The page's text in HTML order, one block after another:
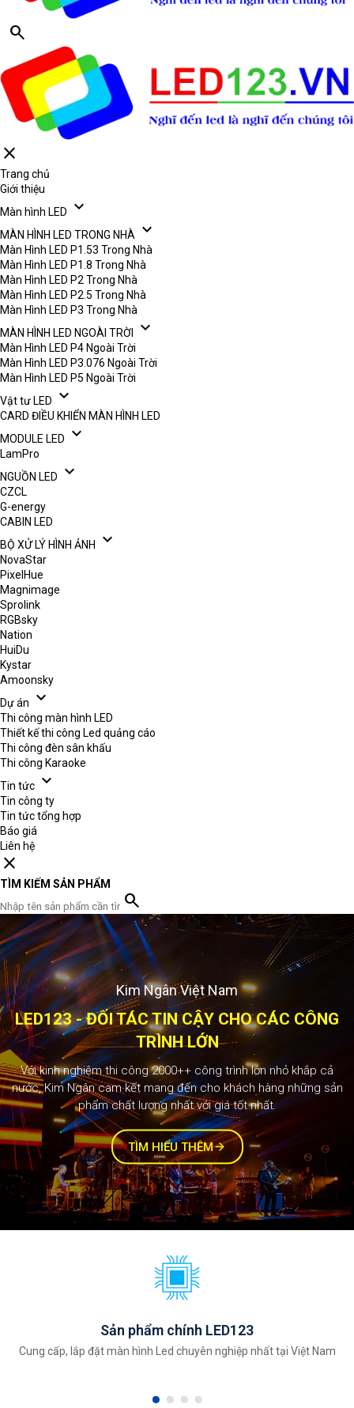
search
close
Trang chủ
Giới thiệu
Màn hình LED
expand_more
MÀN HÌNH LED TRONG NHÀ expand_more
Màn Hình LED P1.53 Trong Nhà
Màn Hình LED P1.8 Trong Nhà
Màn Hình LED P2 Trong Nhà
Màn Hình LED P2.5 Trong Nhà
Màn Hình LED P3 Trong Nhà
MÀN HÌNH LED NGOÀI TRỜI
expand_more
Màn Hình LED P4 Ngoài Trời
Màn Hình LED P3.076 Ngoài Trời
Màn Hình LED P5 Ngoài Trời
Vật tư LED
expand_more
CARD ĐIỀU KHIỂN MÀN HÌNH LED
MODULE LED
expand_more
LamPro
NGUỒN LED
expand_more
CZCL
G-energy
CABIN LED
BỘ XỬ LÝ HÌNH ẢNH
expand_more
NovaStar
PixelHue
Magnimage
Sprolink
RGBsky
Nation
HuiDu
Kystar
Amoonsky
Dự án
expand_more
Thi công màn hình LED
Thiết kế thi công Led quảng cáo
Thi công đèn sân khấu
Thi công Karaoke
Tin tức expand_more
Tin công ty
Tin tức tổng hợp
Báo giá
Liên hệ
close
TÌM KIẾM SẢN PHẨM
search
2.000+ công trình
Màn hình LED123
KIM NGÂN - ĐỐI TÁC TIN CẬY CHO CÁC
CÔNG TRÌNH LỚN
Với kinh nghiệm thi công 1000++ công trình lớn nhỏ khắp cả
nước, Kim Ngân cam kết mang đến cho khách hàng những sản
phẩm chất lượng nhất với giá tốt nhất.
TÌM HIỂU THÊM
Sản phẩm chính LED123
Cung cấp, lắp đặt màn hình Led chuyên nghiệp nhất tại Việt Nam